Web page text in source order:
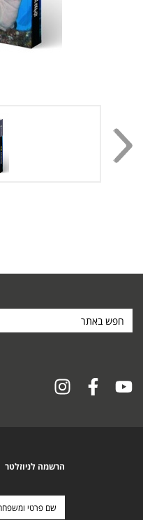
באתר
הרשמה לניוזלטר